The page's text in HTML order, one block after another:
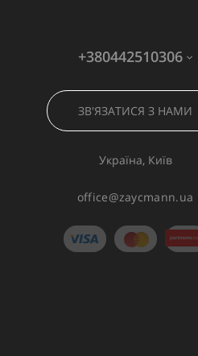
+380442510306
ЗВ'ЯЗАТИСЯ З НАМИ
Україна, Київ
office@zaycmann.ua